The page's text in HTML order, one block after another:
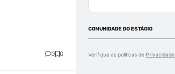
0 0
COMUNIDADE DO ESTÁGIO
Verifique as políticas de Privacidade